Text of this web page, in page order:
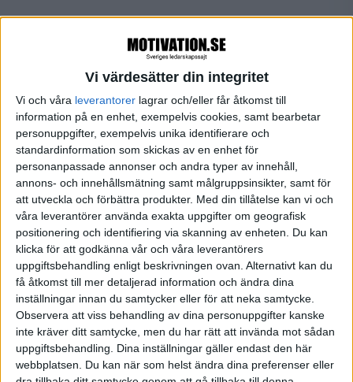
Vi värdesätter din integritet
Vi och våra leverantorer lagrar och/eller får åtkomst till
information på en enhet, exempelvis cookies, samt bearbetar
personuppgifter, exempelvis unika identifierare och
standardinformation som skickas av en enhet för
personanpassade annonser och andra typer av innehåll,
annons- och innehållsmätning samt målgruppsinsikter, samt för
att utveckla och förbättra produkter. Med din tillåtelse kan vi och
våra leverantörer använda exakta uppgifter om geografisk
positionering och identifiering via skanning av enheten. Du kan
klicka för att godkänna vår och våra leverantörers
uppgiftsbehandling enligt beskrivningen ovan. Alternativt kan du
få åtkomst till mer detaljerad information och ändra dina
inställningar innan du samtycker eller för att neka samtycke.
Observera att viss behandling av dina personuppgifter kanske
inte kräver ditt samtycke, men du har rätt att invända mot sådan
uppgiftsbehandling. Dina inställningar gäller endast den här
webbplatsen. Du kan när som helst ändra dina preferenser eller
det kan råda olika tolkningar av? Vad kan man säga
istället, på ren svenska?
Vi ser fram emot att fortsätta fokusera på det som
är bra för medarbetare på riktigt även under 2020.
Vi ska göra vårt bästa för att tala klarspråk och
fokusera på beteenden som kan göra oss bättre
tillsammans.
God jul till alla er som lyssnar, ett stort tack för det
här året och gott nytt 2020!
/ Annie och Boel
Vår samarbetspartner Twitch Health har med sin
långa erfarenhet av att hjälpa organisationer med ett
framgångsrikt hälsoarbete sett exempel på många